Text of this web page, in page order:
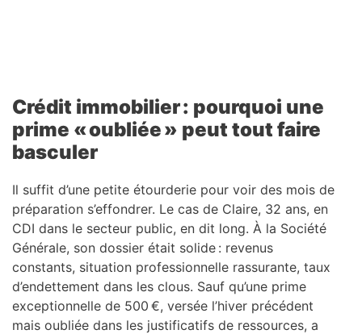
Crédit immobilier : pourquoi une
prime « oubliée » peut tout faire
basculer
Il suffit d’une petite étourderie pour voir des mois de
préparation s’effondrer. Le cas de Claire, 32 ans, en
CDI dans le secteur public, en dit long. À la Société
Générale, son dossier était solide : revenus
constants, situation professionnelle rassurante, taux
d’endettement dans les clous. Sauf qu’une prime
exceptionnelle de 500 €, versée l’hiver précédent
mais oubliée dans les justificatifs de ressources, a